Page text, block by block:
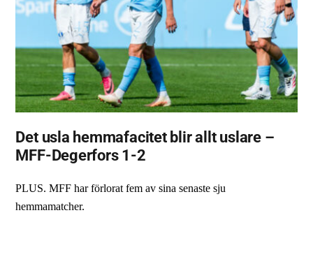
Det usla hemmafacitet blir allt uslare –
MFF-Degerfors 1-2
PLUS. MFF har förlorat fem av sina senaste sju
hemmamatcher.